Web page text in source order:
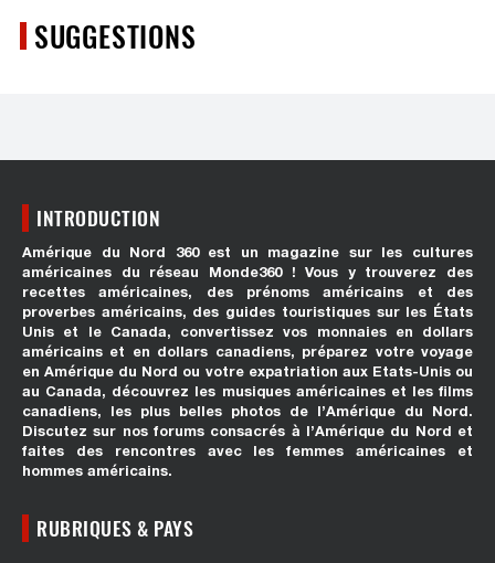
SUGGESTIONS
INTRODUCTION
Amérique du Nord 360 est un magazine sur les cultures
américaines du réseau Monde360 ! Vous y trouverez des
recettes américaines, des prénoms américains et des
proverbes américains, des guides touristiques sur les États
Unis et le Canada, convertissez vos monnaies en dollars
américains et en dollars canadiens, préparez votre voyage
en Amérique du Nord ou votre expatriation aux Etats-Unis ou
au Canada, découvrez les musiques américaines et les films
canadiens, les plus belles photos de l’Amérique du Nord.
Discutez sur nos forums consacrés à l’Amérique du Nord et
faites des rencontres avec les femmes américaines et
hommes américains.
RUBRIQUES & PAYS